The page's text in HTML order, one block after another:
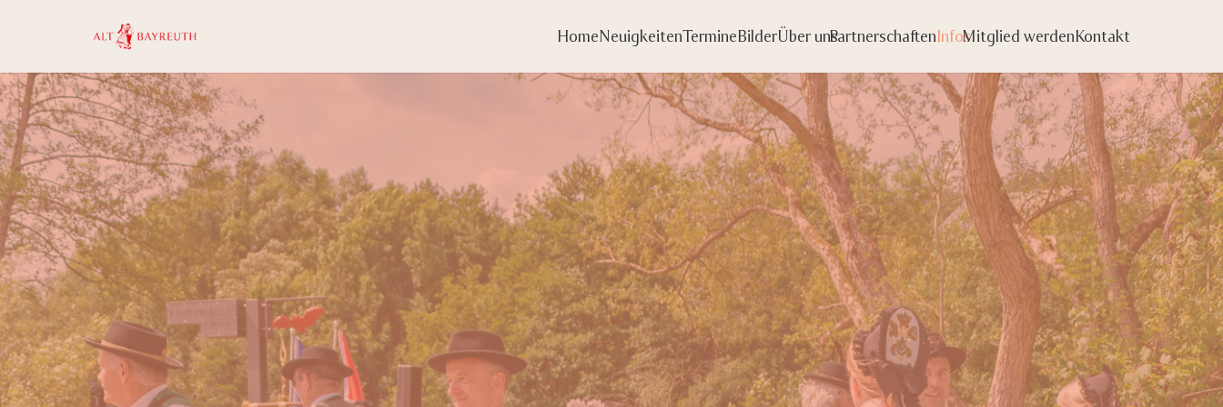
HomeNeuigkeitenTermineBilderÜber unsPartnerschaftenInfosMitglied werdenKontakt